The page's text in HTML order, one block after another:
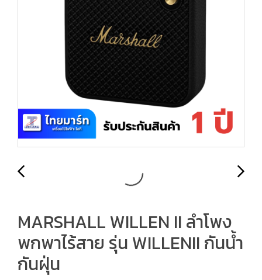
MARSHALL WILLEN II ลำโพง
พกพาไร้สาย รุ่น WILLENII กันน้ำ
กันฝุ่น